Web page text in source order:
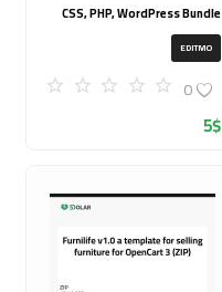
CSS, PHP, WordPress Bundle
20240917T145511Z 001 (ZIP)
EDITMO
0
5$